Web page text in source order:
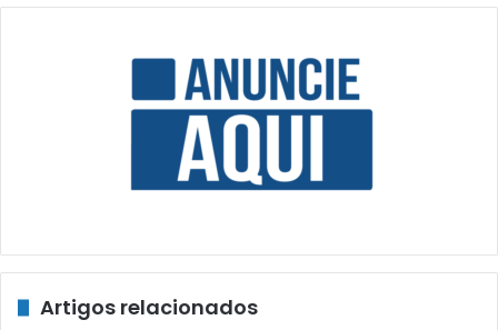
Artigos relacionados